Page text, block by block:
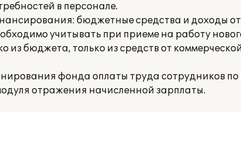
в персонале.
бюджетные средства и доходы
учитывать при приеме на работу
из бюджета, только из средств от
фонда оплаты труда сотрудников
отражения начисленной зарплаты.